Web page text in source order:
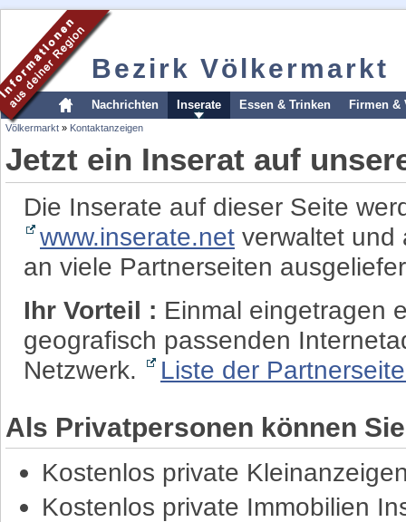
Bezirk Völkermarkt
Nachrichten Inserate Essen & Trinken Firmen &
Völkermarkt » Kontaktanzeigen
Jetzt ein Inserat auf
Die Inserate auf dieser Seite
www.inserate.net verwaltet und
an viele Partnerseiten
Ihr Vorteil : Einmal eingetragen
geografisch passenden
Netzwerk.
Liste der
Als Privatpersonen können
Kostenlos private
Kostenlos private Immobilien